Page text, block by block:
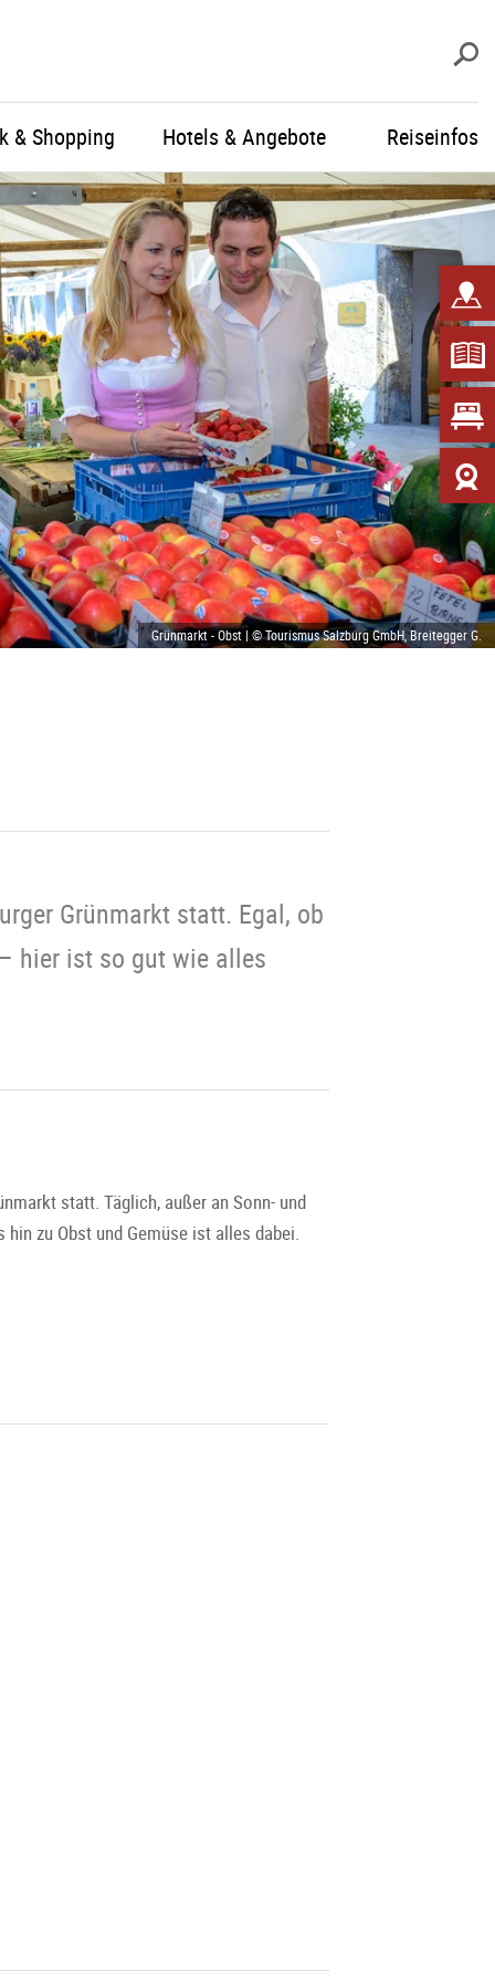
& Shopping Hotels & Angebote Reiseinfos
Grünmarkt - Obst | © Tourismus Salzburg GmbH, Breitegger G.
Grünmarkt statt. Egal, ob
hier ist so gut wie alles
statt. Täglich, außer an Sonn- und
zu Obst und Gemüse ist alles dabei.
und Einheimische schätzen den Markt für
Gemüse, Spirituosen